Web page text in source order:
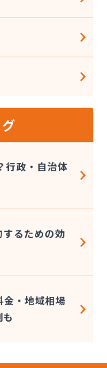
行政・自治体
るための効
金・地域相場